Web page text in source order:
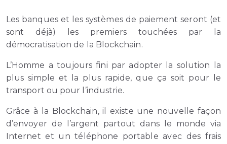
Les banques et les systèmes de paiement seront (et
sont déjà) les premiers touchées par la
démocratisation de la Blockchain.
L’Homme a toujours fini par adopter la solution la
plus simple et la plus rapide, que ça soit pour le
transport ou pour l’industrie.
Grâce à la Blockchain, il existe une nouvelle façon
d’envoyer de l’argent partout dans le monde via
Internet et un téléphone portable avec des frais